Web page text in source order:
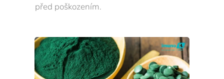
před poškozením.